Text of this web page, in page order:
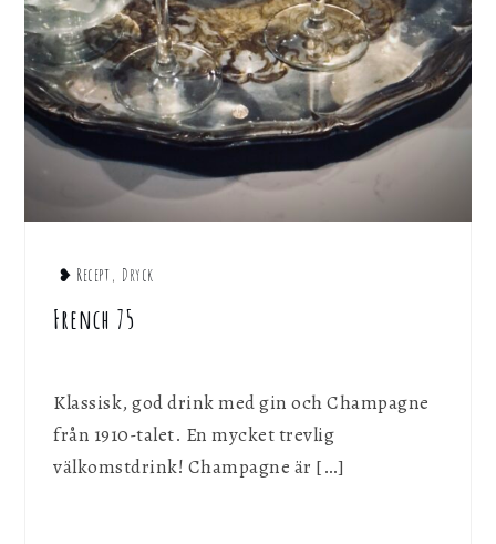
❥ Recept, Dryck
French 75
Klassisk, god drink med gin och Champagne
från 1910-talet. En mycket trevlig
välkomstdrink! Champagne är […]